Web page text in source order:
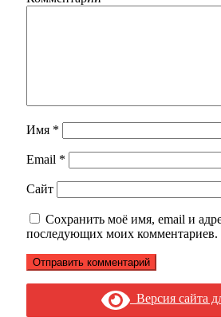
Имя *
Email *
Сайт
Сохранить моё имя, email и
последующих моих комментариев.
Версия сайта